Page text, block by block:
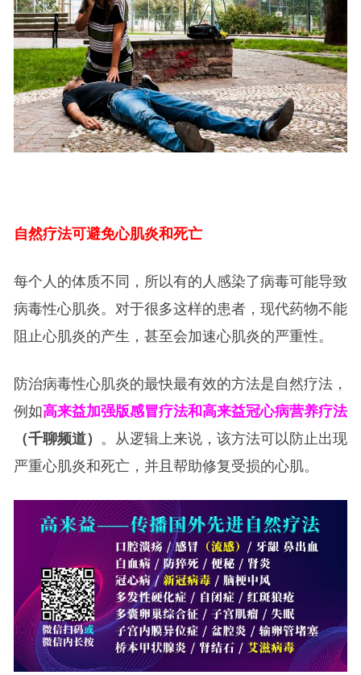
自然疗法可避免心肌炎和死亡
每个人的体质不同，所以有的人感染了病毒可能导致
病毒性心肌炎。对于很多这样的患者，现代药物不能
阻止心肌炎的产生，甚至会加速心肌炎的严重性。
防治病毒性心肌炎的最快最有效的方法是自然疗法，
例如高来益加强版感冒疗法和高来益冠心病营养疗法
（千聊频道） 。从逻辑上来说，该方法可以防止出现
严重心肌炎和死亡，并且帮助修复受损的心肌。